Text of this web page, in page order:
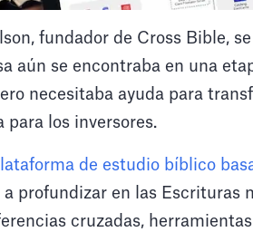
fundador de Cross Bible,
aún se encontraba en una
necesitaba ayuda para
para los inversores.
de estudio bíblico
a profundizar en las Escrituras
cruzadas,